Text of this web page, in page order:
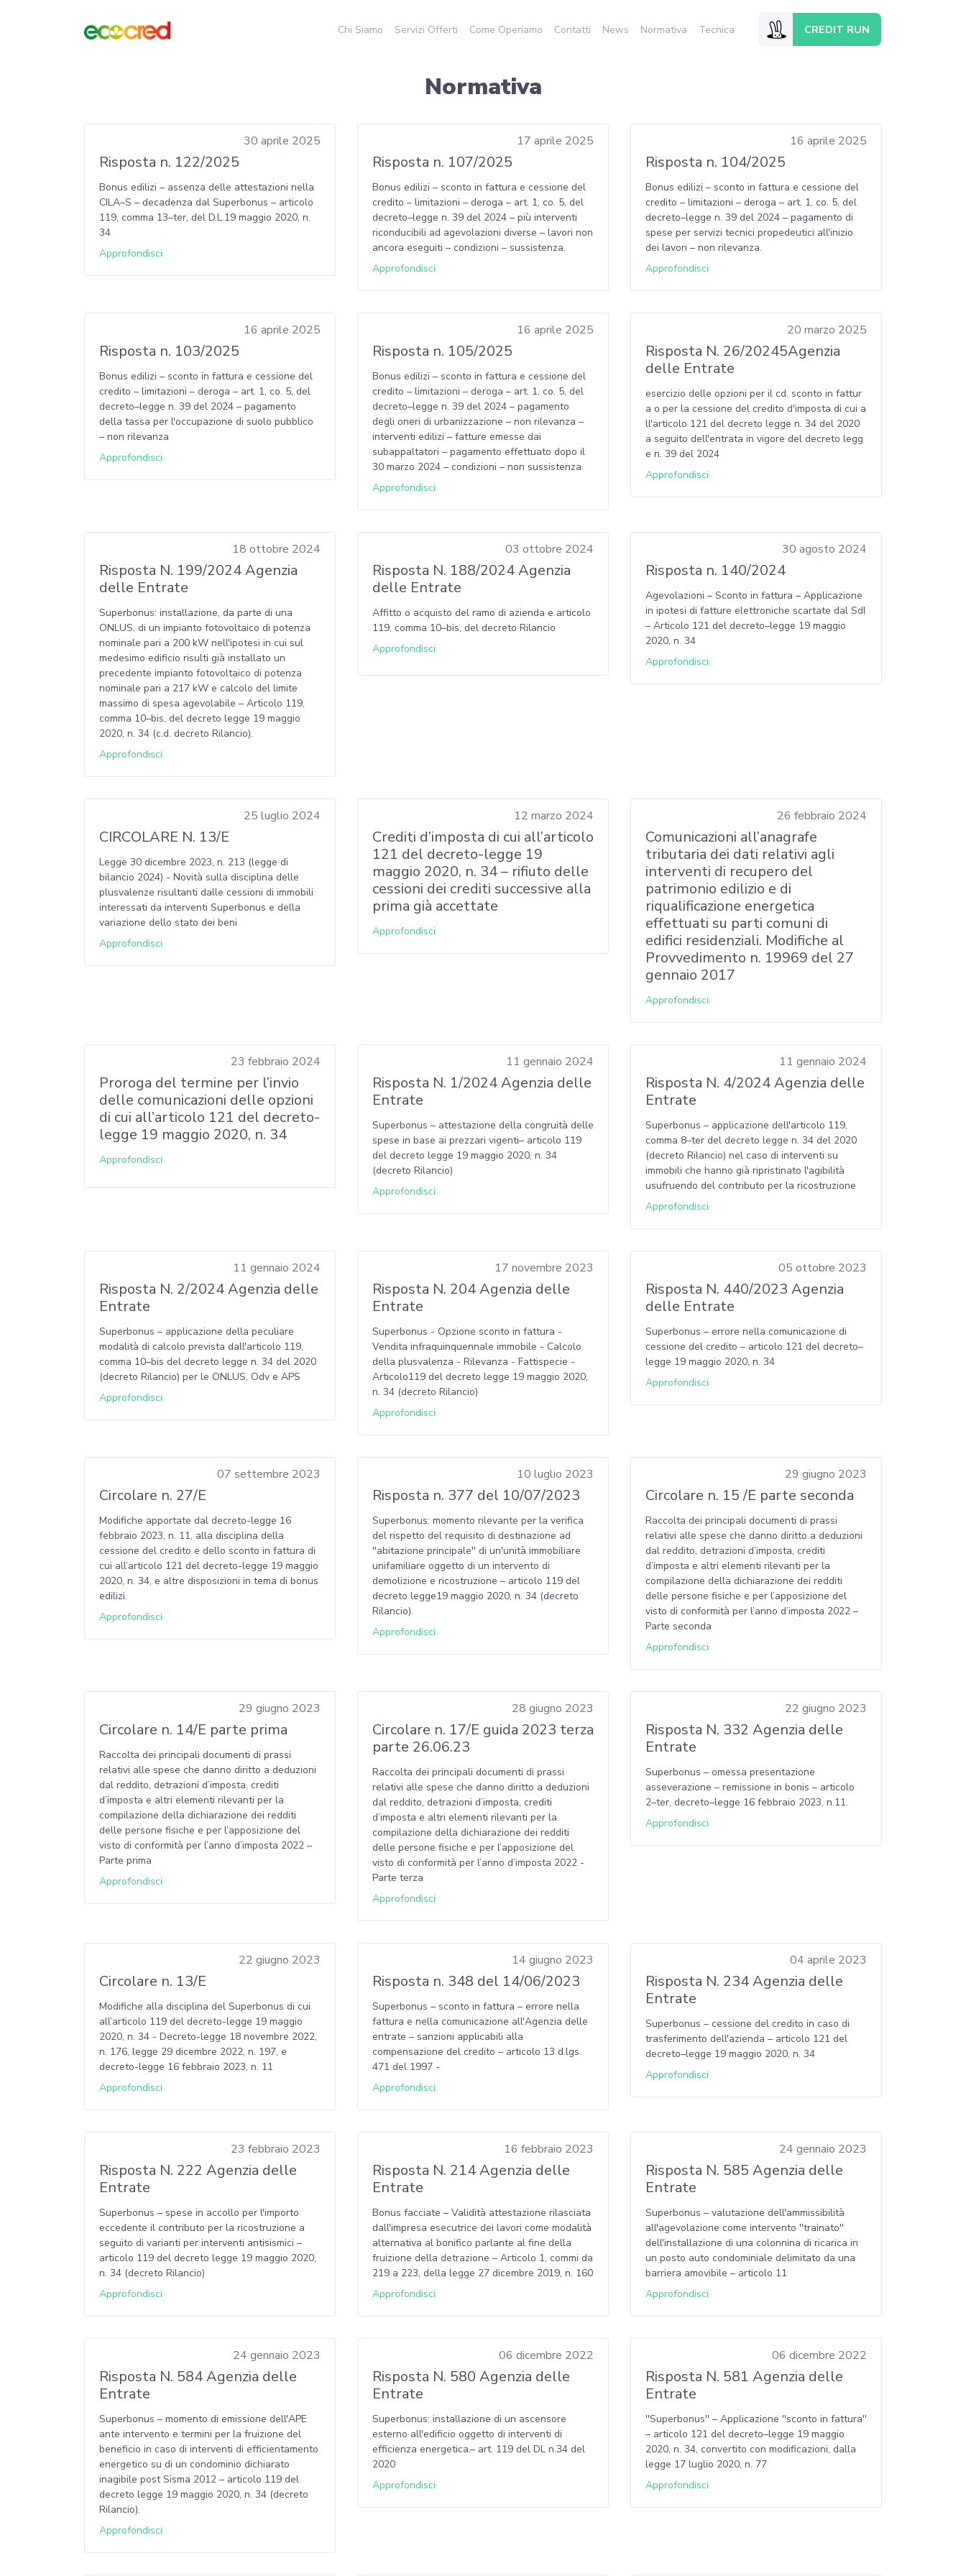
Chi Siamo Servizi Offerti Come Operiamo Contatti News Normativa Tecnica CREDIT RUN
Normativa
30 aprile 2025
Risposta n. 122/2025
Bonus edilizi – assenza delle attestazioni nella
CILA–S – decadenza dal Superbonus – articolo
119, comma 13–ter, del D.L.19 maggio 2020, n.
34
Approfondisci
17 aprile 2025
Risposta n. 107/2025
Bonus edilizi – sconto in fattura e cessione del
credito – limitazioni – deroga – art. 1, co. 5, del
decreto–legge n. 39 del 2024 – più interventi
riconducibili ad agevolazioni diverse – lavori non
ancora eseguiti – condizioni – sussistenza.
Approfondisci
16 aprile 2025
Risposta n. 104/2025
Bonus edilizi – sconto in fattura e cessione del
credito – limitazioni – deroga – art. 1, co. 5, del
decreto–legge n. 39 del 2024 – pagamento di
spese per servizi tecnici propedeutici all'inizio
dei lavori – non rilevanza.
Approfondisci
16 aprile 2025
Risposta n. 103/2025
Bonus edilizi – sconto in fattura e cessione del
credito – limitazioni – deroga – art. 1, co. 5, del
decreto–legge n. 39 del 2024 – pagamento
della tassa per l'occupazione di suolo pubblico
– non rilevanza
Approfondisci
16 aprile 2025
Risposta n. 105/2025
Bonus edilizi – sconto in fattura e cessione del
credito – limitazioni – deroga – art. 1, co. 5, del
decreto–legge n. 39 del 2024 – pagamento
degli oneri di urbanizzazione – non rilevanza –
interventi edilizi – fatture emesse dai
subappaltatori – pagamento effettuato dopo il
30 marzo 2024 – condizioni – non sussistenza.
Approfondisci
20 marzo 2025
Risposta N. 26/20245Agenzia
delle Entrate
esercizio delle opzioni per il cd. sconto in fattur
a o per la cessione del credito d'imposta di cui a
ll'articolo 121 del decreto legge n. 34 del 2020
a seguito dell'entrata in vigore del decreto legg
e n. 39 del 2024
Approfondisci
18 ottobre 2024
Risposta N. 199/2024 Agenzia
delle Entrate
Superbonus: installazione, da parte di una
ONLUS, di un impianto fotovoltaico di potenza
nominale pari a 200 kW nell'ipotesi in cui sul
medesimo edificio risulti già installato un
precedente impianto fotovoltaico di potenza
nominale pari a 217 kW e calcolo del limite
massimo di spesa agevolabile – Articolo 119,
comma 10–bis, del decreto legge 19 maggio
2020, n. 34 (c.d. decreto Rilancio).
Approfondisci
03 ottobre 2024
Risposta N. 188/2024 Agenzia
delle Entrate
Affitto o acquisto del ramo di azienda e articolo
119, comma 10–bis, del decreto Rilancio
Approfondisci
30 agosto 2024
Risposta n. 140/2024
Agevolazioni – Sconto in fattura – Applicazione
in ipotesi di fatture elettroniche scartate dal SdI
– Articolo 121 del decreto–legge 19 maggio
2020, n. 34
Approfondisci
25 luglio 2024
CIRCOLARE N. 13/E
Legge 30 dicembre 2023, n. 213 (legge di
bilancio 2024) - Novità sulla disciplina delle
plusvalenze risultanti dalle cessioni di immobili
interessati da interventi Superbonus e della
variazione dello stato dei beni
Approfondisci
12 marzo 2024
Crediti d’imposta di cui all’articolo
121 del decreto-legge 19
maggio 2020, n. 34 – rifiuto delle
cessioni dei crediti successive alla
prima già accettate
Approfondisci
26 febbraio 2024
Comunicazioni all’anagrafe
tributaria dei dati relativi agli
interventi di recupero del
patrimonio edilizio e di
riqualificazione energetica
effettuati su parti comuni di
edifici residenziali. Modifiche al
Provvedimento n. 19969 del 27
gennaio 2017
Approfondisci
23 febbraio 2024
Proroga del termine per l’invio
delle comunicazioni delle opzioni
di cui all’articolo 121 del decreto-
legge 19 maggio 2020, n. 34
Approfondisci
11 gennaio 2024
Risposta N. 1/2024 Agenzia delle
Entrate
Superbonus – attestazione della congruità delle
spese in base ai prezzari vigenti– articolo 119
del decreto legge 19 maggio 2020, n. 34
(decreto Rilancio)
Approfondisci
11 gennaio 2024
Risposta N. 4/2024 Agenzia delle
Entrate
Superbonus – applicazione dell'articolo 119,
comma 8–ter del decreto legge n. 34 del 2020
(decreto Rilancio) nel caso di interventi su
immobili che hanno già ripristinato l'agibilità
usufruendo del contributo per la ricostruzione
Approfondisci
11 gennaio 2024
Risposta N. 2/2024 Agenzia delle
Entrate
Superbonus – applicazione della peculiare
modalità di calcolo prevista dall'articolo 119,
comma 10–bis del decreto legge n. 34 del 2020
(decreto Rilancio) per le ONLUS, Odv e APS
Approfondisci
17 novembre 2023
Risposta N. 204 Agenzia delle
Entrate
Superbonus - Opzione sconto in fattura -
Vendita infraquinquennale immobile - Calcolo
della plusvalenza - Rilevanza - Fattispecie -
Articolo119 del decreto legge 19 maggio 2020,
n. 34 (decreto Rilancio)
Approfondisci
05 ottobre 2023
Risposta N. 440/2023 Agenzia
delle Entrate
Superbonus – errore nella comunicazione di
cessione del credito – articolo 121 del decreto–
legge 19 maggio 2020, n. 34
Approfondisci
07 settembre 2023
Circolare n. 27/E
Modifiche apportate dal decreto-legge 16
febbraio 2023, n. 11, alla disciplina della
cessione del credito e dello sconto in fattura di
cui all’articolo 121 del decreto-legge 19 maggio
2020, n. 34, e altre disposizioni in tema di bonus
edilizi.
Approfondisci
10 luglio 2023
Risposta n. 377 del 10/07/2023
Superbonus: momento rilevante per la verifica
del rispetto del requisito di destinazione ad
''abitazione principale'' di un'unità immobiliare
unifamiliare oggetto di un intervento di
demolizione e ricostruzione – articolo 119 del
decreto legge19 maggio 2020, n. 34 (decreto
Rilancio).
Approfondisci
29 giugno 2023
Circolare n. 15 /E parte seconda
Raccolta dei principali documenti di prassi
relativi alle spese che danno diritto a deduzioni
dal reddito, detrazioni d’imposta, crediti
d’imposta e altri elementi rilevanti per la
compilazione della dichiarazione dei redditi
delle persone fisiche e per l’apposizione del
visto di conformità per l’anno d’imposta 2022 –
Parte seconda
Approfondisci
29 giugno 2023
Circolare n. 14/E parte prima
Raccolta dei principali documenti di prassi
relativi alle spese che danno diritto a deduzioni
dal reddito, detrazioni d’imposta, crediti
d’imposta e altri elementi rilevanti per la
compilazione della dichiarazione dei redditi
delle persone fisiche e per l’apposizione del
visto di conformità per l’anno d’imposta 2022 –
Parte prima
Approfondisci
28 giugno 2023
Circolare n. 17/E guida 2023 terza
parte 26.06.23
Raccolta dei principali documenti di prassi
relativi alle spese che danno diritto a deduzioni
dal reddito, detrazioni d’imposta, crediti
d’imposta e altri elementi rilevanti per la
compilazione della dichiarazione dei redditi
delle persone fisiche e per l’apposizione del
visto di conformità per l’anno d’imposta 2022 -
Parte terza
Approfondisci
22 giugno 2023
Risposta N. 332 Agenzia delle
Entrate
Superbonus – omessa presentazione
asseverazione – remissione in bonis – articolo
2–ter, decreto–legge 16 febbraio 2023, n.11.
Approfondisci
22 giugno 2023
Circolare n. 13/E
Modifiche alla disciplina del Superbonus di cui
all’articolo 119 del decreto-legge 19 maggio
2020, n. 34 - Decreto-legge 18 novembre 2022,
n. 176, legge 29 dicembre 2022, n. 197, e
decreto-legge 16 febbraio 2023, n. 11
Approfondisci
14 giugno 2023
Risposta n. 348 del 14/06/2023
Superbonus – sconto in fattura – errore nella
fattura e nella comunicazione all'Agenzia delle
entrate – sanzioni applicabili alla
compensazione del credito – articolo 13 d.lgs.
471 del 1997 -
Approfondisci
04 aprile 2023
Risposta N. 234 Agenzia delle
Entrate
Superbonus – cessione del credito in caso di
trasferimento dell'azienda – articolo 121 del
decreto–legge 19 maggio 2020, n. 34
Approfondisci
23 febbraio 2023
Risposta N. 222 Agenzia delle
Entrate
Superbonus – spese in accollo per l'importo
eccedente il contributo per la ricostruzione a
seguito di varianti per interventi antisismici –
articolo 119 del decreto legge 19 maggio 2020,
n. 34 (decreto Rilancio)
Approfondisci
16 febbraio 2023
Risposta N. 214 Agenzia delle
Entrate
Bonus facciate – Validità attestazione rilasciata
dall'impresa esecutrice dei lavori come modalità
alternativa al bonifico parlante al fine della
fruizione della detrazione – Articolo 1, commi da
219 a 223, della legge 27 dicembre 2019, n. 160
Approfondisci
24 gennaio 2023
Risposta N. 585 Agenzia delle
Entrate
Superbonus – valutazione dell'ammissibilità
all'agevolazione come intervento ''trainato''
dell'installazione di una colonnina di ricarica in
un posto auto condominiale delimitato da una
barriera amovibile – articolo 11
Approfondisci
24 gennaio 2023
Risposta N. 584 Agenzia delle
Entrate
Superbonus – momento di emissione dell'APE
ante intervento e termini per la fruizione del
beneficio in caso di interventi di efficientamento
energetico su di un condominio dichiarato
inagibile post Sisma 2012 – articolo 119 del
decreto legge 19 maggio 2020, n. 34 (decreto
Rilancio).
Approfondisci
06 dicembre 2022
Risposta N. 580 Agenzia delle
Entrate
Superbonus: installazione di un ascensore
esterno all'edificio oggetto di interventi di
efficienza energetica.– art. 119 del DL n.34 del
2020
Approfondisci
06 dicembre 2022
Risposta N. 581 Agenzia delle
Entrate
''Superbonus'' – Applicazione ''sconto in fattura''
– articolo 121 del decreto–legge 19 maggio
2020, n. 34, convertito con modificazioni, dalla
legge 17 luglio 2020, n. 77
Approfondisci